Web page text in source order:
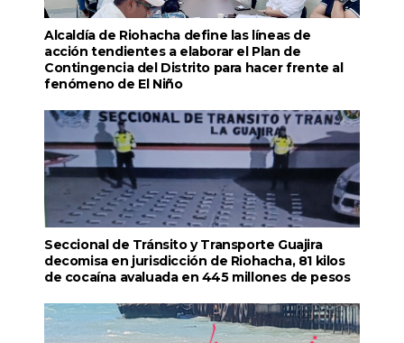
Alcaldía de Riohacha define las líneas de
acción tendientes a elaborar el Plan de
Contingencia del Distrito para hacer frente al
fenómeno de El Niño
Seccional de Tránsito y Transporte Guajira
decomisa en jurisdicción de Riohacha, 81 kilos
de cocaína avaluada en 445 millones de pesos